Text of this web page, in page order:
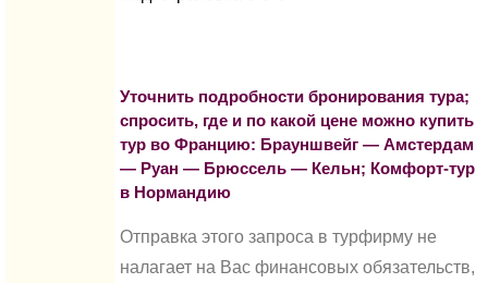
Уточнить подробности бронирования тура;
спросить, где и по какой цене можно купить
тур во Францию: Брауншвейг — Амстердам
— Руан — Брюссель — Кельн; Комфорт-тур
в Нормандию
Отправка этого запроса в турфирму не
налагает на Вас финансовых обязательств,